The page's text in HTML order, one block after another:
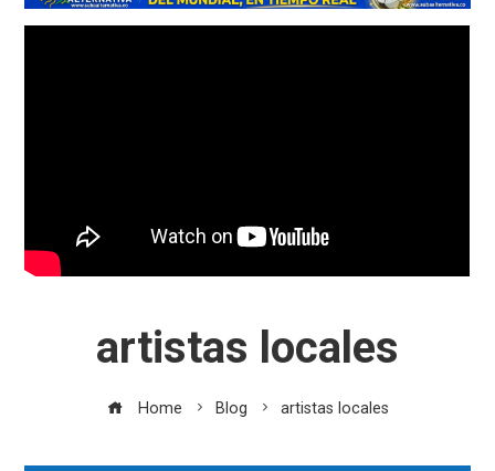
artistas locales
Home Blog artistas locales